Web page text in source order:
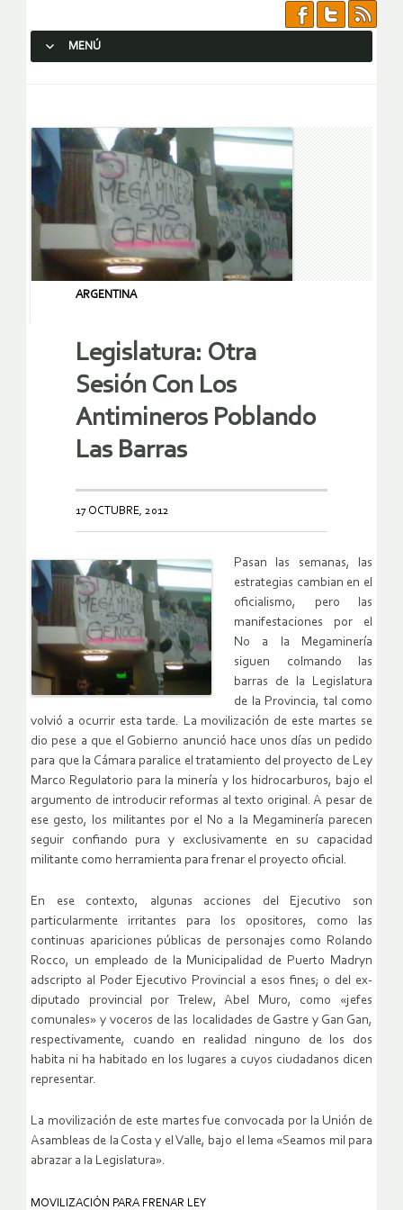
MENÚ
ARGENTINA
Legislatura: Otra
Sesión Con Los
Antimineros Poblando
Las Barras
17 OCTUBRE, 2012
Pasan las semanas, las
estrategias cambian en el
oficialismo, pero las
manifestaciones por el
No a la Megaminería
siguen colmando las
barras de la Legislatura
de la Provincia, tal como
volvió a ocurrir esta tarde. La movilización de este martes se
dio pese a que el Gobierno anunció hace unos días un pedido
para que la Cámara paralice el tratamiento del proyecto de Ley
Marco Regulatorio para la minería y los hidrocarburos, bajo el
argumento de introducir reformas al texto original. A pesar de
ese gesto, los militantes por el No a la Megaminería parecen
seguir confiando pura y exclusivamente en su capacidad
militante como herramienta para frenar el proyecto oficial.
En ese contexto, algunas acciones del Ejecutivo son
particularmente irritantes para los opositores, como las
continuas apariciones públicas de personajes como Rolando
Rocco, un empleado de la Municipalidad de Puerto Madryn
adscripto al Poder Ejecutivo Provincial a esos fines; o del ex-
diputado provincial por Trelew, Abel Muro, como «jefes
comunales» y voceros de las localidades de Gastre y Gan Gan,
respectivamente, cuando en realidad ninguno de los dos
habita ni ha habitado en los lugares a cuyos ciudadanos dicen
representar.
La movilización de este martes fue convocada por la Unión de
Asambleas de la Costa y el Valle, bajo el lema «Seamos mil para
abrazar a la Legislatura».
MOVILIZACIÓN PARA FRENAR LEY